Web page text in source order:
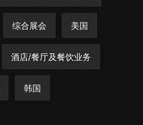
综合展会 美国
酒店/餐厅及餐饮业务
韩国